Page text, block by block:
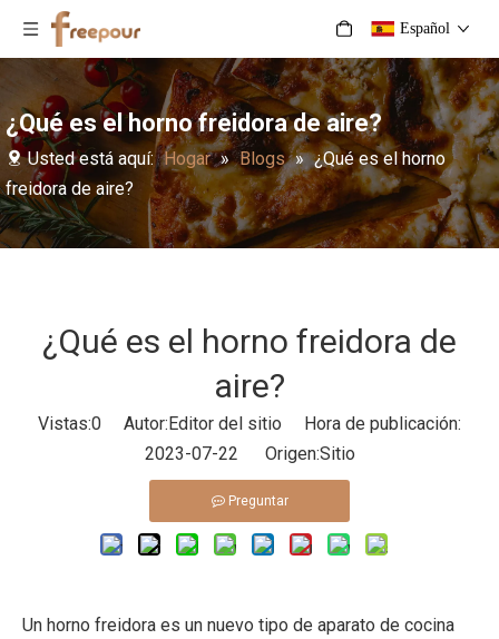
Español
¿Qué es el horno freidora de aire?
Usted está aquí: Hogar » Blogs » ¿Qué es el horno
freidora de aire?
¿Qué es el horno freidora de
aire?
Vistas:0 Autor:Editor del sitio Hora de publicación:
2023-07-22 Origen:Sitio
Preguntar
Un horno freidora es un nuevo tipo de aparato de cocina